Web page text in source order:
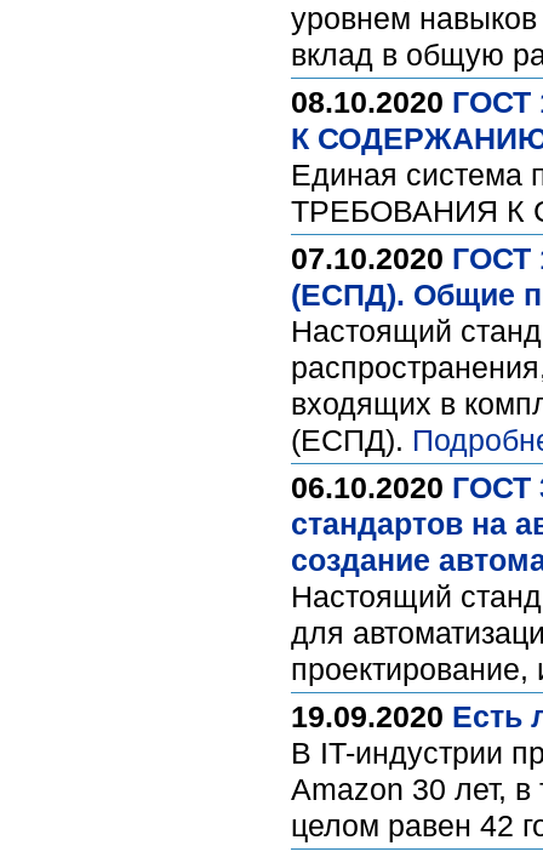
уровнем
вклад в общую
08.10.2020 ГОСТ
К
Единая
ТРЕБОВАНИЯ
07.10.2020 ГОСТ
(ЕСПД). Общие
Настоящий
входящих в
(ЕСПД).
06.10.2020 ГОСТ
стандартов на
создание
Настоящий
для
19.09.2020 Есть
В IT-индустрии
Amazon 30 лет, в
целом равен 42